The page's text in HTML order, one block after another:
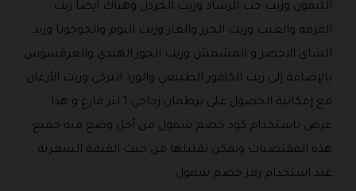
الليمون وزيت حب الرشاد وزيت الخردل وهناك ايضا زيت
القرفه والعنب وزيت الجزر والغار وزيت الثوم والجوجوبا وزيد
الشاي الاخضر و المشمش وزيت الجوز الهندي والعرقسوس
بالإضافة إلى زيت الكافور الطبيعي والورد التركي وزيت الأرغان
مع إمكانية الحصول على برطمان زجاجي 1 لتر فارغ و هذا
عرض باستخدام كود خصم شمول من أجل وضع فيه جميع
هذه المقتضيات ويمكن تقليلها من حيث القيمة السعرية
عند استخدام رمز خصم شمول .